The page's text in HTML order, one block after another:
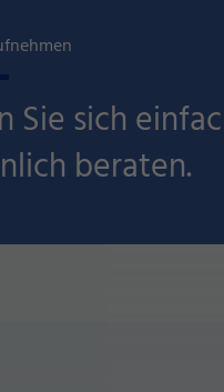
Sie sich
beraten.